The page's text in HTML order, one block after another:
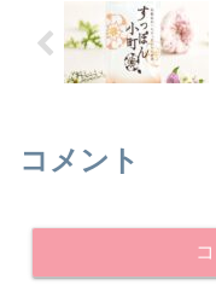
コメント